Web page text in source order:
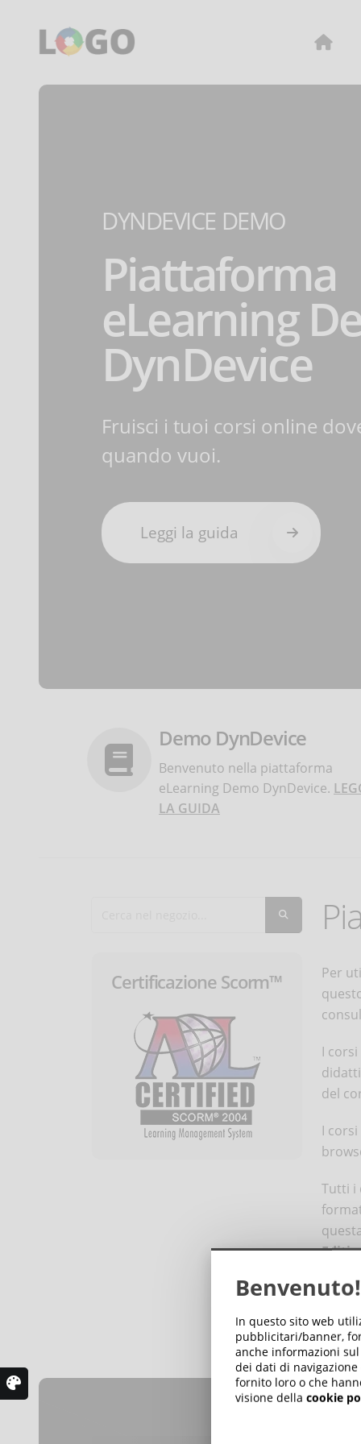
DYNDEVICE DEMO
Piattaforma
eLearning
DynDevice
Fruisci i tuoi corsi online
quando vuoi.
Leggi la guida
Demo DynDevice
Benvenuto nella piattaforma
eLearning Demo DynDevice.
LA GUIDA
Per
I
del
I
Tutti i
Certificazione Scorm™
Benvenuto!
In questo sito web
pubblicitari/banner,
anche informazioni
dei dati di
fornito loro o che
visione della cookie